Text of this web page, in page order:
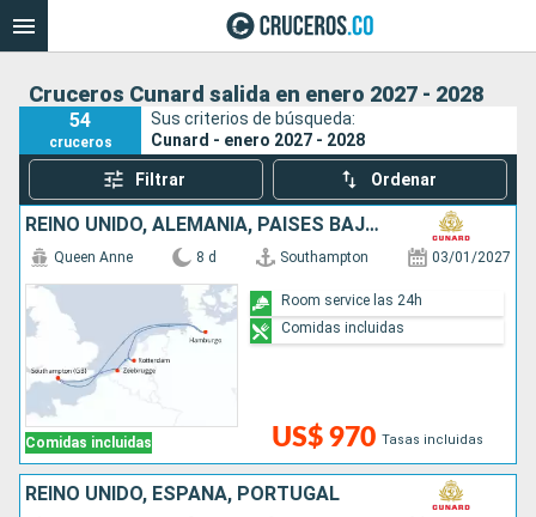
Cruceros Cunard salida en enero 2027 - 2028
54
cruceros
Sus criterios de búsqueda:
Cunard - enero 2027 - 2028
Filtrar Ordenar
REINO UNIDO, ALEMANIA, PAISES BAJOS, BÉLGICA
Comidas incluidas
Queen Anne 8 d Southampton 03/01/2027
US$ 970 Tasas incluidas
Room service las 24h
Comidas incluidas
REINO UNIDO, ESPAÑA, PORTUGAL